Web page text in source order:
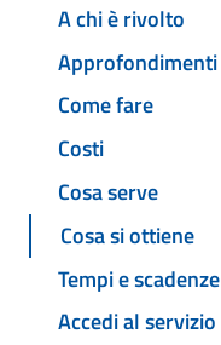
A chi è rivolto
Approfondimenti
Come fare
Costi
Cosa serve
Cosa si ottiene
Tempi e scadenze
Accedi al servizio